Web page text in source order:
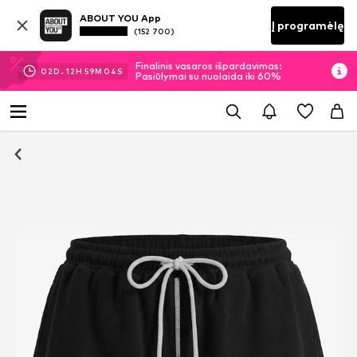
ABOUT YOU App
(152 700) Į programėlę
02D. 12H 59M 04 S
Finalinis vasaros išpardavimas:
Pasiūlymai su nuolaida iki 60%